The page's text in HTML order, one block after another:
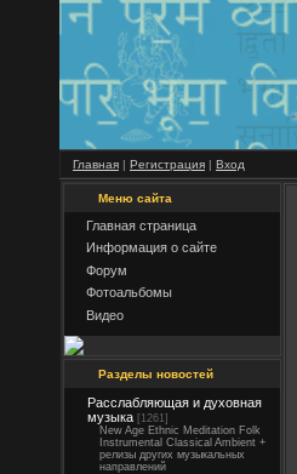
Главная | Регистрация | Вход
Меню сайта
Главная страница
Информация о сайте
Форум
Фотоальбомы
Видео
Разделы новостей
Расслабляющая и духовная
музыка [1261]
New Age Ethnic Meditation Folk
Instrumental Classical Ambient +
релизы других музыкальных
направлений